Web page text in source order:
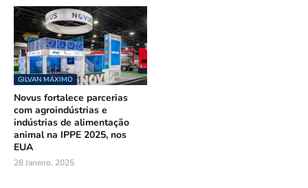
GILVAN MÁXIMO
Novus fortalece parcerias
com agroindústrias e
indústrias de alimentação
animal na IPPE 2025, nos
EUA
28 Janeiro, 2025